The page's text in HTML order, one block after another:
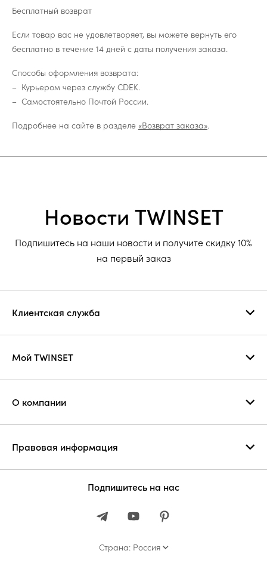
Бесплатный возврат
Если товар вас не удовлетворяет, вы можете вернуть его
бесплатно в течение 14 дней с даты получения заказа.
Способы оформления возврата:
Курьером через службу CDEK.
Самостоятельно Почтой России.
Подробнее на сайте в разделе «Возврат заказа».
Новости TWINSET
Подпишитесь на наши новости и получите скидку 10%
на первый заказ
Клиентская служба
Мой TWINSET
О компании
Правовая информация
Подпишитесь на нас
Страна: Россия